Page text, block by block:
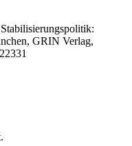
GRIN Verlag,